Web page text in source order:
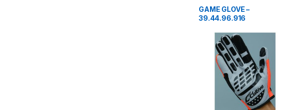
GAME GLOVE –
39.44.96.916